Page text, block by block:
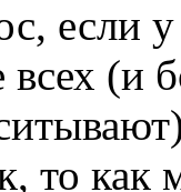
если
(и
то как